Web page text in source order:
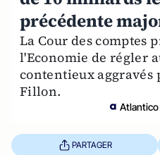
précédente
La Cour des comptes
l'Economie de régler
contentieux aggravés
Fillon.
Atlantico
PARTAGER